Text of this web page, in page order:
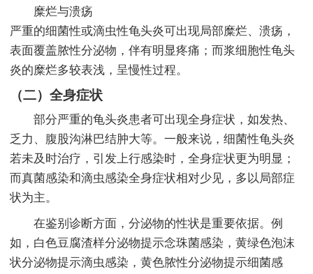
糜烂与溃疡
严重的细菌性或滴虫性龟头炎可出现局部糜烂、溃疡，
表面覆盖脓性分泌物，伴有明显疼痛；而浆细胞性龟头
炎的糜烂多较表浅，呈慢性过程。
（二）全身症状
部分严重的龟头炎患者可出现全身症状，如发热、
乏力、腹股沟淋巴结肿大等。一般来说，细菌性龟头炎
若未及时治疗，引发上行感染时，全身症状更为明显；
而真菌感染和滴虫感染全身症状相对少见，多以局部症
状为主。
在鉴别诊断方面，分泌物的性状是重要依据。例
如，白色豆腐渣样分泌物提示念珠菌感染，黄绿色泡沫
状分泌物提示滴虫感染，黄色脓性分泌物提示细菌感